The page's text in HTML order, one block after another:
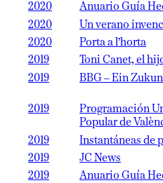
2020
Anuario Guía
2020
Un verano
2020
Porta a l’horta
2019
Toni Canet, el
2019
BBG – Ein
2019
Programación
Popular de
2019 Instantáneas de
2019
JC News
2019
Anuario Guía